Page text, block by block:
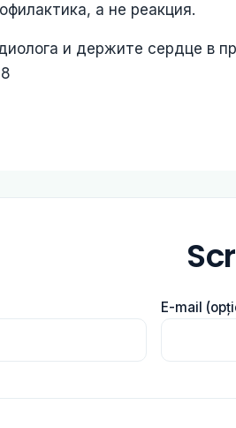
а не реакция.
и держите сердце в
E-mail